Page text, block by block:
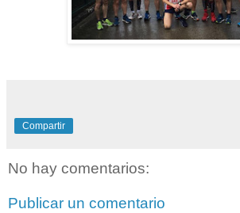
Compartir
No hay comentarios:
Publicar un comentario